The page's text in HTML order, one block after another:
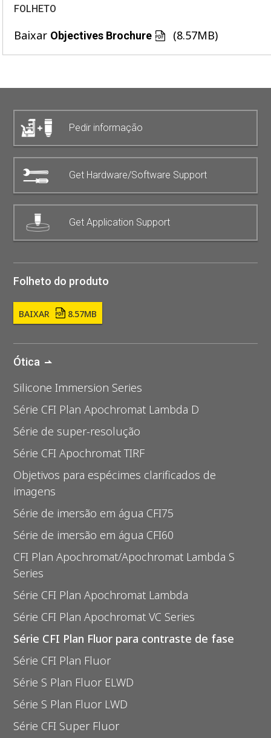
FOLHETO
Baixar Objectives Brochure (8.57MB)
Pedir informação
Get Hardware/Software Support
Get Application Support
Folheto do produto
BAIXAR 8.57MB
Ótica
Silicone Immersion Series
Série CFI Plan Apochromat Lambda D
Série de super-resolução
Série CFI Apochromat TIRF
Objetivos para espécimes clarificados de
imagens
Série de imersão em água CFI75
Série de imersão em água CFI60
CFI Plan Apochromat/Apochromat Lambda S
Series
Série CFI Plan Apochromat Lambda
Série CFI Plan Apochromat VC Series
Série CFI Plan Fluor para contraste de fase
Série CFI Plan Fluor
Série S Plan Fluor ELWD
Série S Plan Fluor LWD
Série CFI Super Fluor